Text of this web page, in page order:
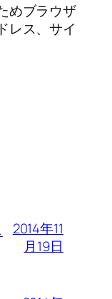
めブラウザ
レス、サイ
2014年11
月19日